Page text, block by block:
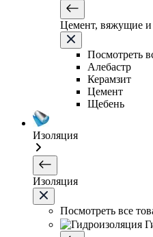
Цемент, вяжущие
Посмотреть
Алебастр
Керамзит
Цемент
Щебень
Изоляция
Изоляция
Посмотреть все